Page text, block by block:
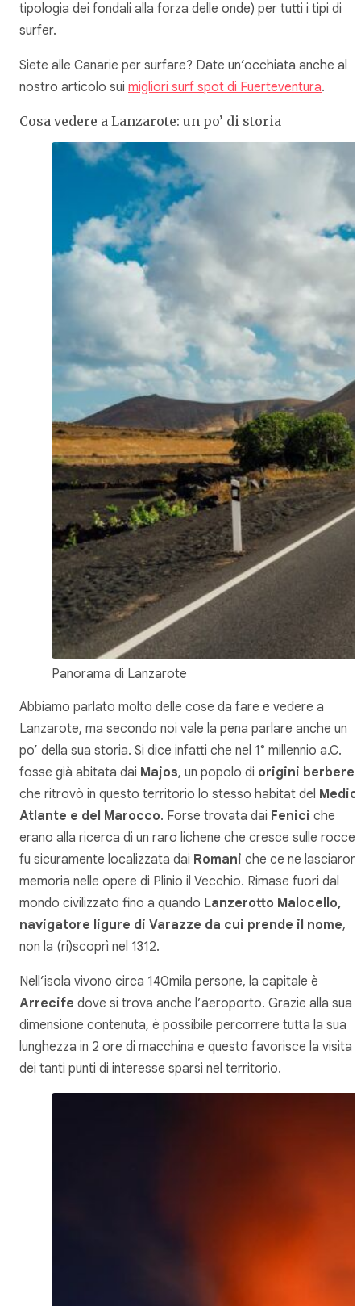
tipologia dei fondali alla forza delle onde) per tutti i tipi di
surfer.
Siete alle Canarie per surfare? Date un’occhiata anche al
nostro articolo sui migliori surf spot di Fuerteventura.
Cosa vedere a Lanzarote: un po’ di storia
Panorama di Lanzarote
Abbiamo parlato molto delle cose da fare e vedere a
Lanzarote, ma secondo noi vale la pena parlare anche un
po’ della sua storia. Si dice infatti che nel 1° millennio a.C.
fosse già abitata dai Majos, un popolo di origini berbere
che ritrovò in questo territorio lo stesso habitat del Medio
Atlante e del Marocco. Forse trovata dai Fenici che
erano alla ricerca di un raro lichene che cresce sulle rocce,
fu sicuramente localizzata dai Romani che ce ne
memoria nelle opere di Plinio il Vecchio. Rimase fuori dal
mondo civilizzato fino a quando Lanzerotto Malocello,
navigatore ligure di Varazze da cui prende il nome,
non la (ri)scoprì nel 1312.
Nell’isola vivono circa 140mila persone, la capitale è
Arrecife dove si trova anche l’aeroporto. Grazie alla sua
dimensione contenuta, è possibile percorrere tutta la sua
lunghezza in 2 ore di macchina e questo favorisce la visita
dei tanti punti di interesse sparsi nel territorio.